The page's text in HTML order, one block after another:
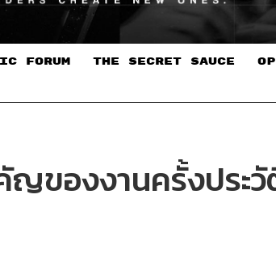
FORUM THE SECRET SAUCE​
ญของงานครั้งประ